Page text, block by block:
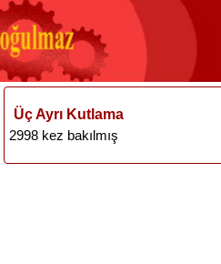
Üç Ayrı Kutlama
2998 kez bakılmış